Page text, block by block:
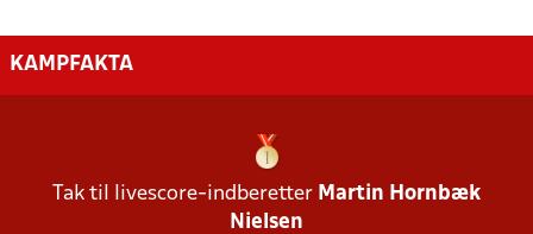
KAMPFAKTA
Tak til livescore-indberetter Martin Hornbæk
Nielsen